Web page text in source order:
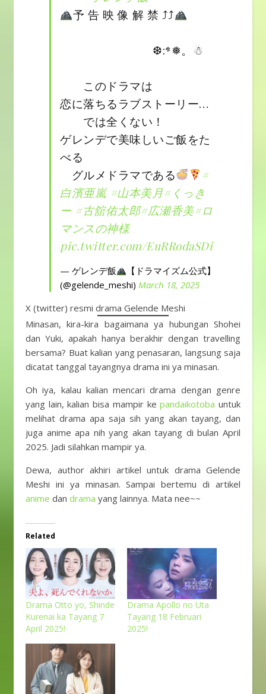
予 告 映 像 解 禁 ⤴︎⤴︎
❆:*❅。☃︎
このドラマは
恋に落ちるラブストーリー…
では全くない！
ゲレンデで美味しいご飯をた
べる
グルメドラマである
#
白濱亜嵐 #山本美月#くっき
ー #古舘佑太郎#広瀬香美#ロ
マンスの神様
pic.twitter.com/EuRRodaSDi
— ゲレンデ飯
【ドラマイズム公式】
(@gelende_meshi) March 18, 2025
X (twitter) resmi drama Gelende Meshi
Minasan, kira-kira bagaimana ya hubungan Shohei
dan Yuki, apakah hanya berakhir dengan travelling
bersama? Buat kalian yang penasaran, langsung saja
dicatat tanggal tayangnya drama ini ya minasan.
Oh iya, kalau kalian mencari drama dengan genre
yang lain, kalian bisa mampir kepandaikotoba untuk
melihat drama apa saja sih yang akan tayang, dan
juga anime apa nih yang akan tayang di bulan April
2025. Jadi silahkan mampir ya.
Dewa, author akhiri artikel untuk drama Gelende
Meshi ini ya minasan. Sampai bertemu di artikel
anime dan drama yang lainnya. Mata nee~~
Related
Drama Otto yo, Shinde
Kurenai ka Tayang 7
April 2025!
Drama Apollo no Uta
Tayang 18 Februari
2025!